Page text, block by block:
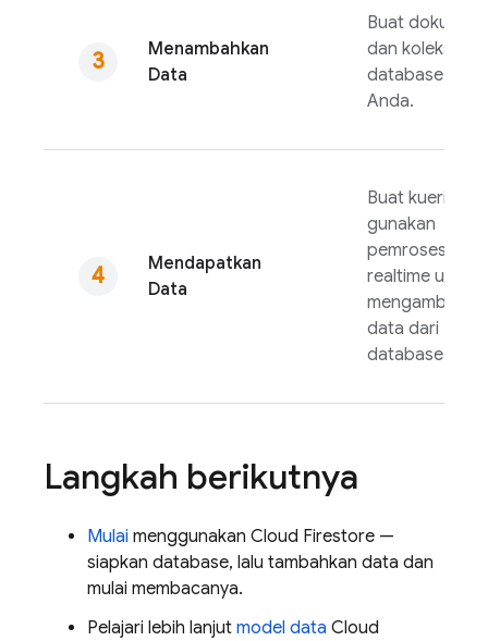
Menambahkan
Data
Buat dokumen
dan koleksi di
database
Anda.
Mendapatkan
Data
Buat kueri atau
gunakan
pemroses
realtime untuk
mengambil
data dari
database.
Langkah berikutnya
Mulai menggunakan Cloud Firestore —
siapkan database, lalu tambahkan data dan
mulai membacanya.
Pelajari lebih lanjut model data Cloud